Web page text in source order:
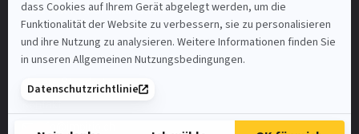
KONTAKTINFORMATIONEN
Impirio AG
Unsere Standorte